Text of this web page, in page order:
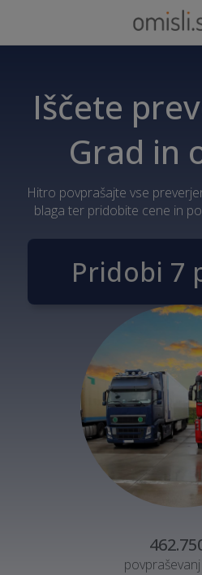
Iščete
Grad in
Hitro povprašajte vse
blaga ter pridobite cene in
Pridobi 7